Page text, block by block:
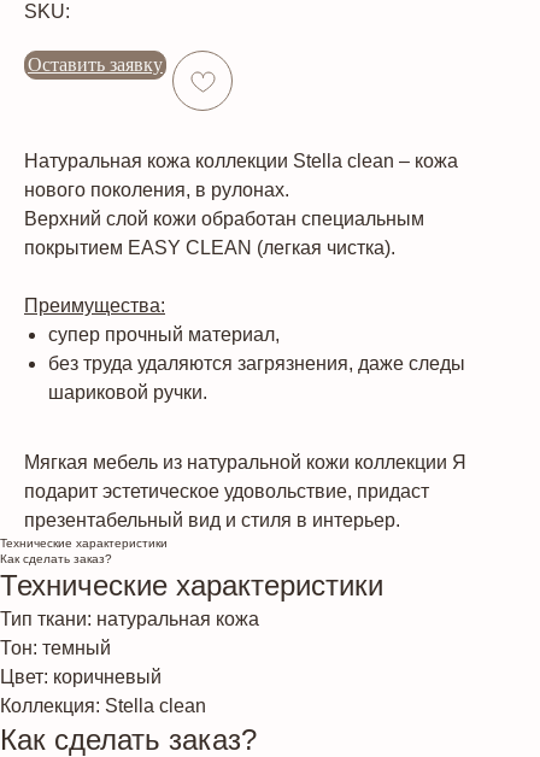
SKU:
Оставить заявку
Натуральная кожа коллекции Stella clean – кожа
нового поколения, в рулонах.
Верхний слой кожи обработан специальным
покрытием EASY CLEAN (легкая чистка).
Преимущества:
супер прочный материал,
без труда удаляются загрязнения, даже следы
шариковой ручки.
Мягкая мебель из натуральной кожи коллекции Я
подарит эстетическое удовольствие, придаст
презентабельный вид и стиля в интерьер.
Технические характеристики
Как сделать заказ?
Технические характеристики
Тип ткани: натуральная кожа
Тон: темный
Цвет: коричневый
Коллекция: Stella clean
Как сделать заказ?